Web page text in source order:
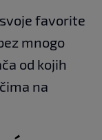
favorite
mnogo
od kojih
na